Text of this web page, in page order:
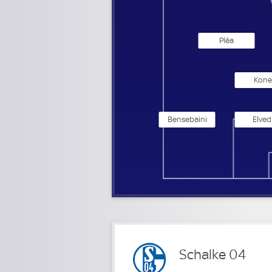
Elvedi
Bensebaini
Kone
Pléa
Schalke 04